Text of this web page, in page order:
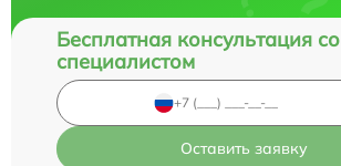
Бесплатная консультация со
специалистом
Оставить заявку